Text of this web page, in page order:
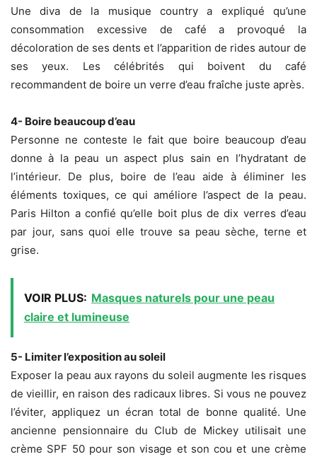
Une diva de la musique country a expliqué qu’une
consommation excessive de café a provoqué la
décoloration de ses dents et l’apparition de rides autour de
ses yeux. Les célébrités qui boivent du café
recommandent de boire un verre d’eau fraîche juste après.
4- Boire beaucoup d’eau
Personne ne conteste le fait que boire beaucoup d’eau
donne à la peau un aspect plus sain en l’hydratant de
l’intérieur. De plus, boire de l’eau aide à éliminer les
éléments toxiques, ce qui améliore l’aspect de la peau.
Paris Hilton a confié qu’elle boit plus de dix verres d’eau
par jour, sans quoi elle trouve sa peau sèche, terne et
grise.
VOIR PLUS: Masques naturels pour une peau
claire et lumineuse
5- Limiter l’exposition au soleil
Exposer la peau aux rayons du soleil augmente les risques
de vieillir, en raison des radicaux libres. Si vous ne pouvez
l’éviter, appliquez un écran total de bonne qualité. Une
ancienne pensionnaire du Club de Mickey utilisait une
crème SPF 50 pour son visage et son cou et une crème